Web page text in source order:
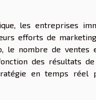
les entreprises
efforts de
nombre de ventes
des résultats
en temps réel